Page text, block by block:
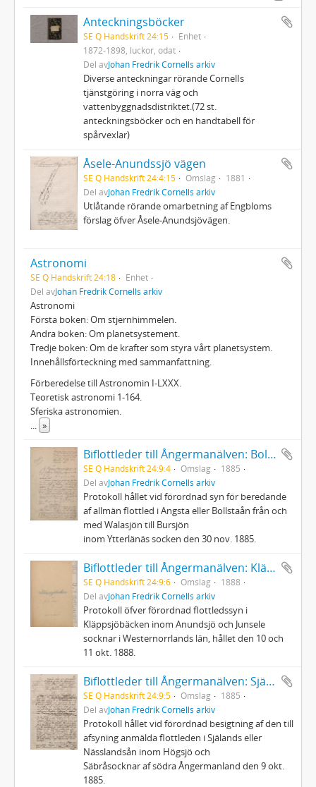
Anteckningsböcker
SE Q Handskrift 24:15
Enhet
1872-1898, luckor, odat
Del avJohan Fredrik Cornells arkiv
Diverse anteckningar rörande CornelIs
tjänstgöring i norra väg och
vattenbyggnadsdistriktet.(72 st.
anteckningsböcker och en handtabell för
spårvexlar)
Åsele-Anundssjö vägen
SE Q Handskrift 24:4:15 Omslag
1881
Del avJohan Fredrik Cornells arkiv
Utlåtande rörande omarbetning af Engbloms
förslag öfver Åsele-Anundsjövägen.
Astronomi
SE Q Handskrift 24:18
Enhet
Del avJohan Fredrik Cornells arkiv
Astronomi
Första boken: Om stjernhimmelen.
Andra boken: Om planetsystement.
Tredje boken: Om de krafter som styra vårt planetsystem.
Innehållsförteckning med sammanfattning.
Förberedelse till Astronomin I-LXXX.
Teoretisk astronomi 1-164.
Sferiska astronomien.
»
Biflottleder till Ångermanälven: Bollstaån
SE Q Handskrift 24:9:4 Omslag
1885
Del avJohan Fredrik Cornells arkiv
Protokoll hållet vid förordnad syn för beredande
af allmän flottled i Angsta eller Bollstaån från och
med Walasjön till Bursjön
inom Ytterlänäs socken den 30 nov. 1885.
Biflottleder till Ångermanälven: Kläppsjöbäcken
SE Q Handskrift 24:9:6 Omslag
1888
Del avJohan Fredrik Cornells arkiv
Protokoll öfver förordnad flottledssyn i
Kläppsjöbäcken inom Anundsjö och Junsele
socknar i Westernorrlands län, hållet den 10 och
11 okt. 1888.
Biflottleder till Ångermanälven: Själandsån
SE Q Handskrift 24:9:5 Omslag
1885
Del avJohan Fredrik Cornells arkiv
Protokoll hållet vid förordnad besigtning af den till
afsyning anmälda flottleden i Själands eller
Nässlandsån inom Högsjö och
Säbråsocknar af södra Ångermanland den 9 okt.
1885.